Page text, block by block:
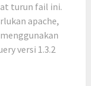
turun fail ini.
apache,
versi 1.3.2